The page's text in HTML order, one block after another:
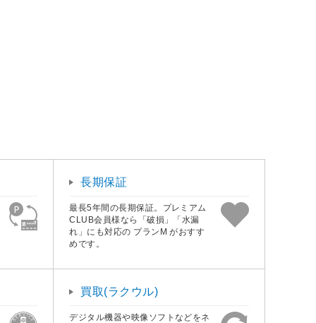
長期保証
最長5年間の長期保証。プレミアム
CLUB会員様なら「破損」「水漏
れ」にも対応の プランM がおすす
めです。
買取(ラクウル)
デジタル機器や映像ソフトなどをネ